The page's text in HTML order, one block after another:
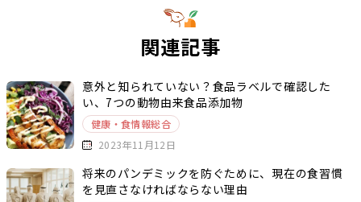
関連記事
意外と知られていない？食品ラベルで確認した
い、7つの動物由来食品添加物
健康・食情報総合
2023年11月12日
将来のパンデミックを防ぐために、現在の食習慣
を見直さなければならない理由